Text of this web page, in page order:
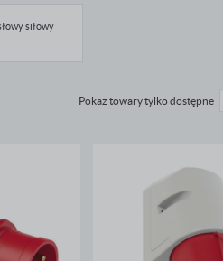
siłowy
Pokaż towary tylko dostępne